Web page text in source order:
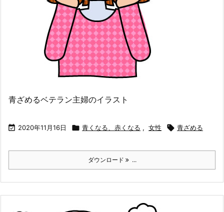
青ざめるベテラン主婦のイラスト
 2020年11月16日  青くなる、赤くなる , 女性  青ざめる
ダウンロード ...